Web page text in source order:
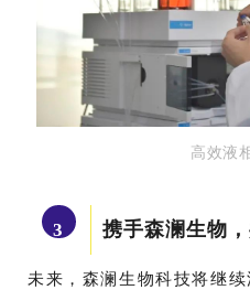
高效液
3 携手森澜生物
未来，森澜生物科技将继